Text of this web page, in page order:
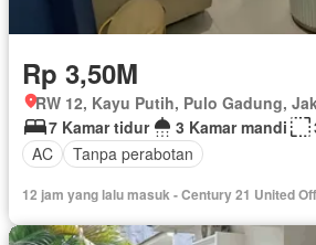
Rp 3,50M
7 Kamar tidur
3 Kamar mandi
AC
Tanpa perabotan
12 jam yang lalu masuk - Century 21 United